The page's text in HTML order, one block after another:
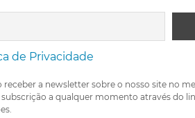
de Privacidade
receber a newsletter sobre o nosso site no
subscrição a qualquer momento através do